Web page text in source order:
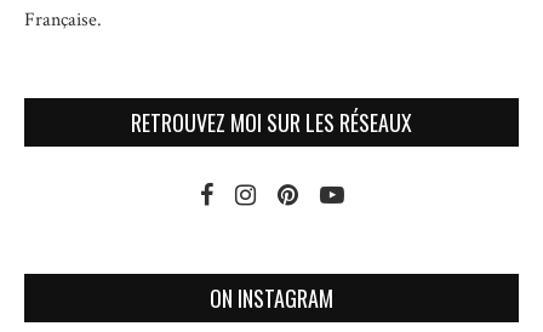
Française.
RETROUVEZ MOI SUR LES RÉSEAUX
ON INSTAGRAM